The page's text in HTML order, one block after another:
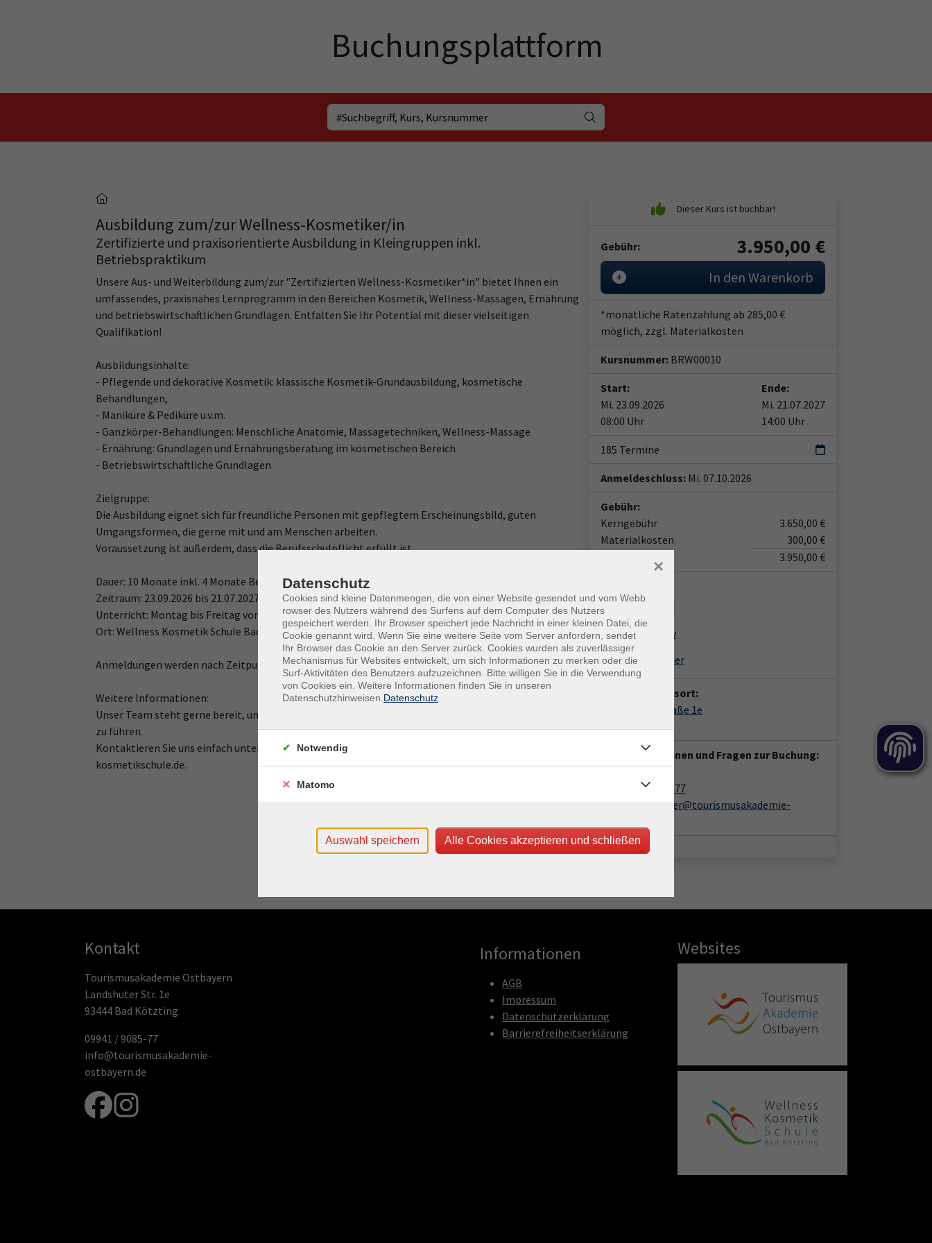
Ausbildung zum/zur Wellness-Kosmetiker/in
Zertifizierte und praxisorientierte Ausbildung in Kleingruppen inkl.
Betriebspraktikum
Unsere Aus- und Weiterbildung zum/zur "Zertifizierten Wellness-Kosmetiker*in" bietet Ihnen ein
umfassendes, praxisnahes Lernprogramm in den Bereichen Kosmetik, Wellness-Massagen, Ernährung
und betriebswirtschaftlichen Grundlagen. Entfalten Sie Ihr Potential mit dieser vielseitigen
Qualifikation!
Ausbildungsinhalte:
- Pflegende und dekorative Kosmetik: klassische Kosmetik-Grundausbildung, kosmetische
Behandlungen,
- Maniküre & Pediküre u.v.m.
- Ganzkörper-Behandlungen: Menschliche Anatomie, Massagetechniken, Wellness-Massage
- Ernährung: Grundlagen und Ernährungsberatung im kosmetischen Bereich
- Betriebswirtschaftliche Grundlagen
Zielgruppe:
Die Ausbildung eignet sich für freundliche Personen mit gepflegtem Erscheinungsbild, guten
Umgangsformen, die gerne mit und am Menschen arbeiten.
Voraussetzung ist außerdem, dass die Berufsschulpflicht erfüllt ist.
Dauer: 10 Monate inkl. 4 Monate Betriebspraktikum
Zeitraum: 23.09.2026 bis 21.07.2027
Unterricht: Montag bis Freitag von 08:00 bis ca. 13:00/14:00 Uhr
Ort: Wellness Kosmetik Schule Bad Kötzting, Landshuter Straße 1 e, 93444 Bad Kötzting
Anmeldungen werden nach Zeitpunkt des Eingangs berücksichtigt.
Weitere Informationen:
Unser Team steht gerne bereit, um Ihre Fragen zu beantworten und Sie durch den Bewerbungsprozess
zu führen.
Kontaktieren Sie uns einfach unter der Nummer 09941/9085-78 oder per E- Mail an info@wellness-
kosmetikschule.de.
Gebühr: 3.950,00 €
In den Warenkorb
*monatliche Ratenzahlung ab 285,00 €
möglich, zzgl. Materialkosten
Kursnummer: BRW00010
Start:
Mi. 23.09.2026
08:00 Uhr
Ende:
Mi. 21.07.2027
14:00 Uhr
185 Termine
Anmeldeschluss: Mi. 07.10.2026
Gebühr:
Kerngebühr
3.650,00 €
Materialkosten
300,00 €
3.950,00 €
Kathrin Reimer
Natalja Surikow
Melanie Rauscher
Veranstaltungsort:
Landshuter Straße 1e
Für Informationen und Fragen zur Buchung:
Katrin Löffler
09941/9085-77
katrin.loeffler@tourismusakademie-
Kontakt
Tourismusakademie Ostbayern
Landshuter Str. 1e
93444 Bad Kötzting
09941 / 9085-77
info@tourismusakademie-
ostbayern.de
Informationen
AGB
Impressum
Datenschutzerklärung
Barrierefreiheitserklärung
Websites
Datenschutz
Cookies sind kleine Datenmengen, die von einer Website gesendet und vom Webb
rowser des Nutzers während des Surfens auf dem Computer des Nutzers
gespeichert werden. Ihr Browser speichert jede Nachricht in einer kleinen Datei, die
Cookie genannt wird. Wenn Sie eine weitere Seite vom Server anfordern, sendet
Ihr Browser das Cookie an den Server zurück. Cookies wurden als zuverlässiger
Mechanismus für Websites entwickelt, um sich Informationen zu merken oder die
Surf-Aktivitäten des Benutzers aufzuzeichnen. Bitte willigen Sie in die Verwendung
von Cookies ein. Weitere Informationen finden Sie in unseren
Datenschutzhinweisen. Datenschutz
×
Notwendig
Matomo
Auswahl speichern Alle Cookies akzeptieren und schließen